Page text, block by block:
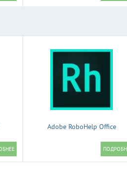
Adobe RoboHelp Office